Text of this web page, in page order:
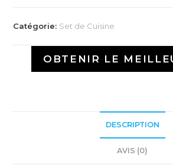
Catégorie: Set de Cuisine
OBTENIR LE
DESCRIPTION
AVIS (0)